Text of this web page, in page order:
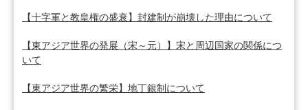
【十字軍と教皇権の盛衰】封建制が崩壊した理由について
【東アジア世界の発展（宋～元）】宋と周辺国家の関係につ
いて
【東アジア世界の繁栄】地丁銀制について